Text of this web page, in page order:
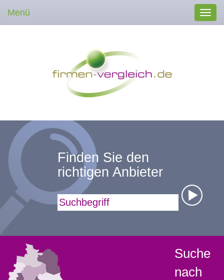
Menü
Finden Sie den
richtigen Anbieter
Suchbegriff
Suche
nach